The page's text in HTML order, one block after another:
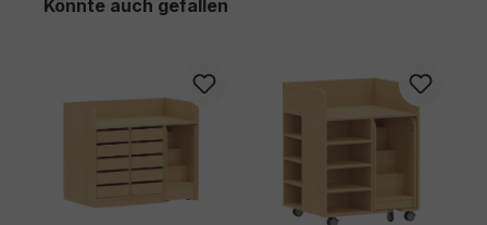
Könnte auch gefallen